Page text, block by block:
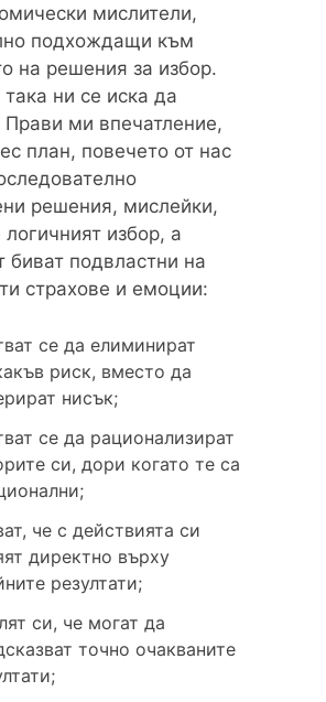
мислители,
подхождащи към
на решения за избор.
ни се иска да
ми впечатление,
план, повечето от нас
решения, мислейки,
избор, а
биват подвластни на
страхове и емоции:
се да елиминират
риск, вместо да
нисък;
се да рационализират
си, дори когато те са
че с действията си
директно върху
резултати;
си, че могат да
точно очакваните